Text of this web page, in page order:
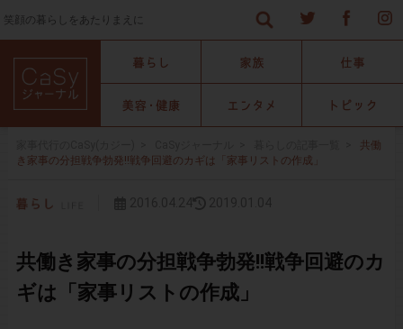
笑顔の暮らしをあたりまえに
共働
き家事の分担戦争勃発!!戦争回避のカギは「家事リストの作成」
共働き家事の分担戦争勃発!!戦争回避のカ
ギは「家事リストの作成」